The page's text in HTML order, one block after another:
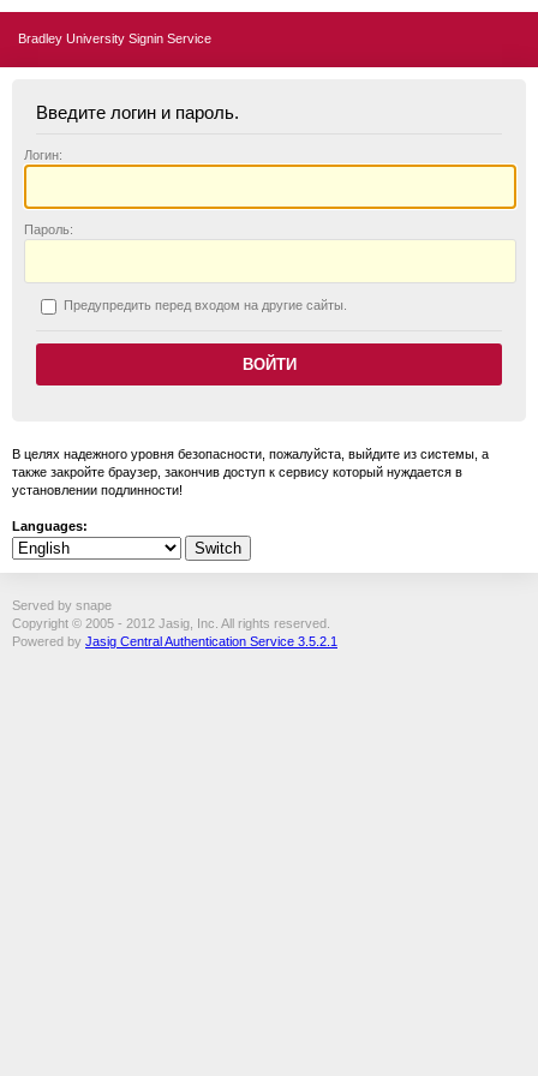
Bradley University Signin Service
Введите логин и пароль.
Логин:
Пароль:
Предупредить перед входом на другие сайты.
В целях надежного уровня безопасности, пожалуйста, выйдите из системы, а
также закройте браузер, закончив доступ к сервису который нуждается в
установлении подлинности!
Languages:
Served by snape
Copyright © 2005 - 2012 Jasig, Inc. All rights reserved.
Powered by Jasig Central Authentication Service 3.5.2.1